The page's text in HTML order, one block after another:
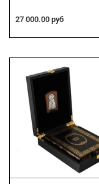
27 000.00 руб